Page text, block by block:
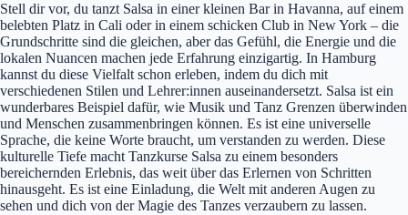
Stell dir vor, du tanzt Salsa in einer kleinen Bar in Havanna, auf einem
belebten Platz in Cali oder in einem schicken Club in New York – die
Grundschritte sind die gleichen, aber das Gefühl, die Energie und die
lokalen Nuancen machen jede Erfahrung einzigartig. In Hamburg
kannst du diese Vielfalt schon erleben, indem du dich mit
verschiedenen Stilen und Lehrer:innen auseinandersetzt. Salsa ist ein
wunderbares Beispiel dafür, wie Musik und Tanz Grenzen überwinden
und Menschen zusammenbringen können. Es ist eine universelle
Sprache, die keine Worte braucht, um verstanden zu werden. Diese
kulturelle Tiefe macht Tanzkurse Salsa zu einem besonders
bereichernden Erlebnis, das weit über das Erlernen von Schritten
hinausgeht. Es ist eine Einladung, die Welt mit anderen Augen zu
sehen und dich von der Magie des Tanzes verzaubern zu lassen.